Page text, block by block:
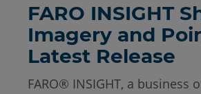
FARO INSIGHT
Imagery and
Latest Release
FARO® INSIGHT, a business